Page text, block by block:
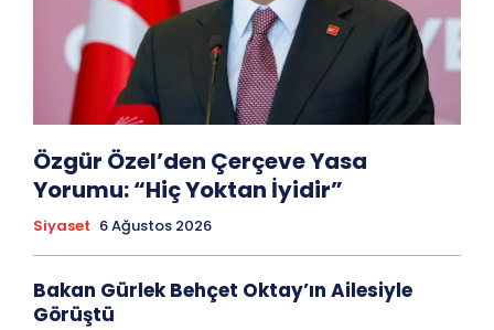
Özgür Özel’den Çerçeve Yasa
Yorumu: “Hiç Yoktan İyidir”
Siyaset 6 Ağustos 2026
Bakan Gürlek Behçet Oktay’ın Ailesiyle
Görüştü